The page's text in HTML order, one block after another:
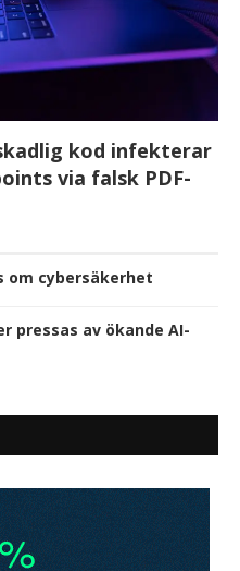
kod infekterar
via falsk PDF-
cybersäkerhet
pressas av ökande AI-